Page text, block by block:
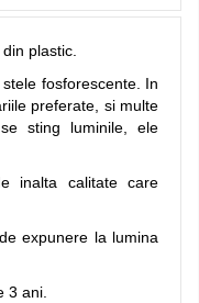
plastic.
fosforescente. In
preferate, si multe
sting luminile, ele
inalta calitate care
expunere la lumina
3 ani.